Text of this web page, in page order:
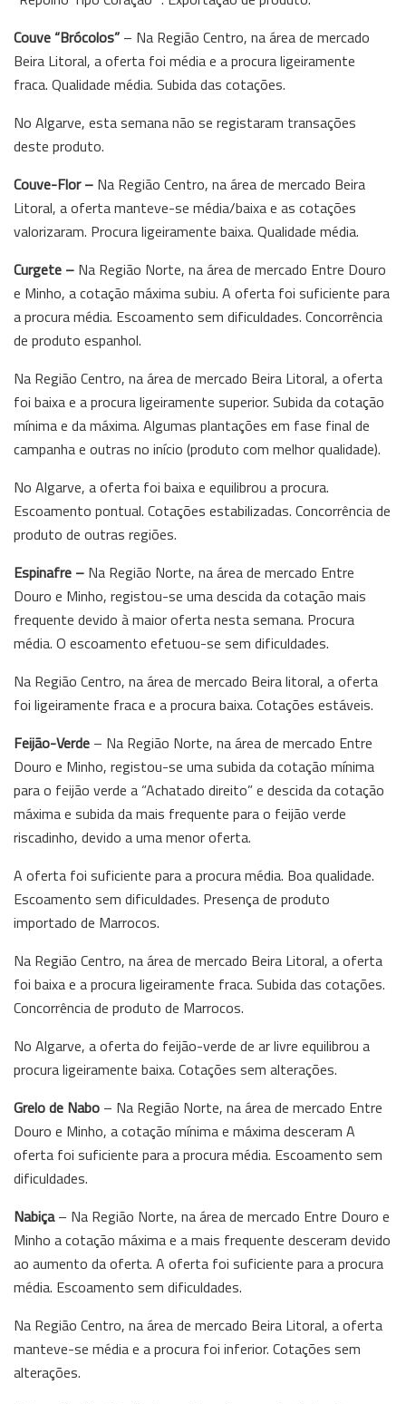
Couve “Brócolos” – Na Região Centro, na área de mercado
Beira Litoral, a oferta foi média e a procura ligeiramente
fraca. Qualidade média. Subida das cotações.
No Algarve, esta semana não se registaram transações
deste produto.
Couve-Flor – Na Região Centro, na área de mercado Beira
Litoral, a oferta manteve-se média/baixa e as cotações
valorizaram. Procura ligeiramente baixa. Qualidade média.
Curgete – Na Região Norte, na área de mercado Entre Douro
e Minho, a cotação máxima subiu. A oferta foi suficiente para
a procura média. Escoamento sem dificuldades. Concorrência
de produto espanhol.
Na Região Centro, na área de mercado Beira Litoral, a oferta
foi baixa e a procura ligeiramente superior. Subida da cotação
mínima e da máxima. Algumas plantações em fase final de
campanha e outras no início (produto com melhor qualidade).
No Algarve, a oferta foi baixa e equilibrou a procura.
Escoamento pontual. Cotações estabilizadas. Concorrência de
produto de outras regiões.
Espinafre – Na Região Norte, na área de mercado Entre
Douro e Minho, registou-se uma descida da cotação mais
frequente devido à maior oferta nesta semana. Procura
média. O escoamento efetuou-se sem dificuldades.
Na Região Centro, na área de mercado Beira litoral, a oferta
foi ligeiramente fraca e a procura baixa. Cotações estáveis.
Feijão-Verde – Na Região Norte, na área de mercado Entre
Douro e Minho, registou-se uma subida da cotação mínima
para o feijão verde a “Achatado direito” e descida da cotação
máxima e subida da mais frequente para o feijão verde
riscadinho, devido a uma menor oferta.
A oferta foi suficiente para a procura média. Boa qualidade.
Escoamento sem dificuldades. Presença de produto
importado de Marrocos.
Na Região Centro, na área de mercado Beira Litoral, a oferta
foi baixa e a procura ligeiramente fraca. Subida das cotações.
Concorrência de produto de Marrocos.
No Algarve, a oferta do feijão-verde de ar livre equilibrou a
procura ligeiramente baixa. Cotações sem alterações.
Grelo de Nabo – Na Região Norte, na área de mercado Entre
Douro e Minho, a cotação mínima e máxima desceram A
oferta foi suficiente para a procura média. Escoamento sem
dificuldades.
Nabiça– Na Região Norte, na área de mercado Entre Douro e
Minho a cotação máxima e a mais frequente desceram devido
ao aumento da oferta. A oferta foi suficiente para a procura
média. Escoamento sem dificuldades.
Na Região Centro, na área de mercado Beira Litoral, a oferta
manteve-se média e a procura foi inferior. Cotações sem
alterações.